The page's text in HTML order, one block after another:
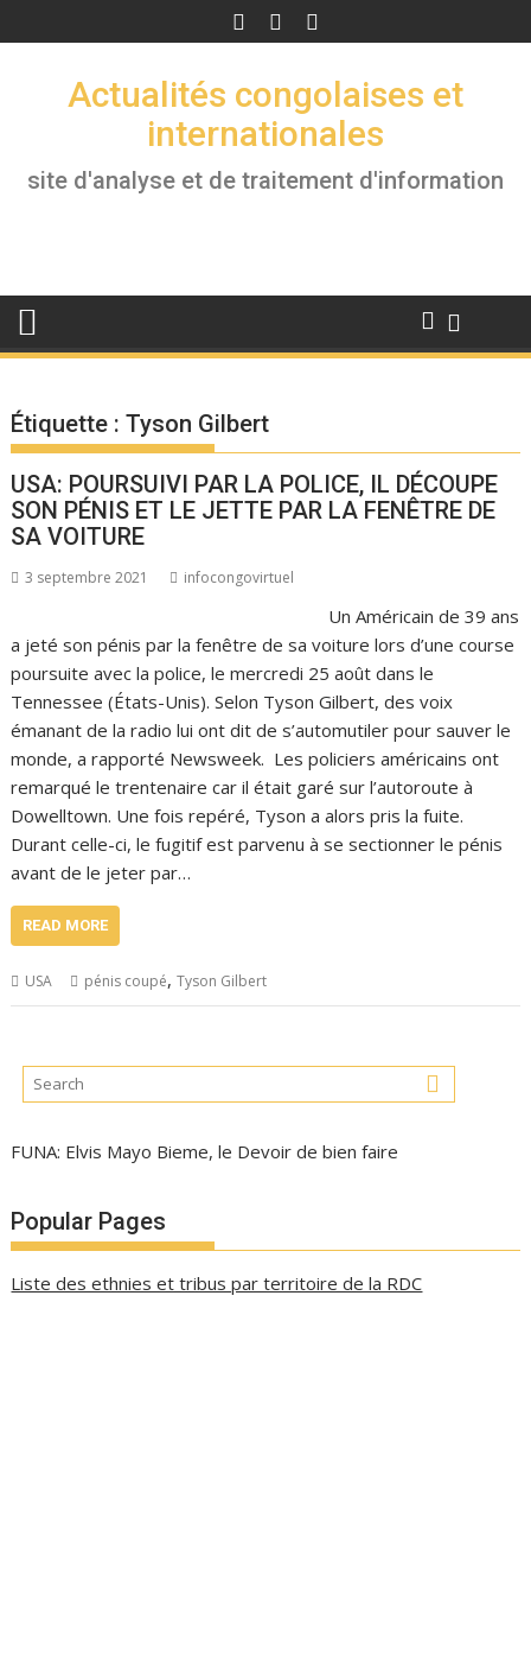
to
Actualités congolaises et
internationales
site d'analyse et de traitement d'information
Étiquette :Tyson Gilbert
USA: POURSUIVI PAR LA POLICE, IL DÉCOUPE
SON PÉNIS ET LE JETTE PAR LA FENÊTRE DE
SA VOITURE
3 septembre 2021 infocongovirtuel
Un Américain de 39 ans
a jeté son pénis par la fenêtre de sa voiture lors d’une course
poursuite avec la police, le mercredi 25 août dans le
Tennessee (États-Unis). Selon Tyson Gilbert, des voix
émanant de la radio lui ont dit de s’automutiler pour sauver le
monde, a rapporté Newsweek. Les policiers américains ont
remarqué le trentenaire car il était garé sur l’autoroute à
Dowelltown. Une fois repéré, Tyson a alors pris la fuite.
Durant celle-ci, le fugitif est parvenu à se sectionner le pénis
avant de le jeter par…
READ MORE
USA pénis coupé,Tyson Gilbert
FUNA: Elvis Mayo Bieme, le Devoir de bien faire
Popular Pages
Liste des ethnies et tribus par territoire de la RDC